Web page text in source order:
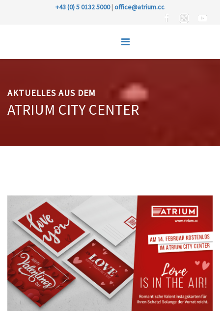
+43 (0) 5 0132 5000|office@atrium.cc
AKTUELLES AUS DEM
ATRIUM CITY CENTER